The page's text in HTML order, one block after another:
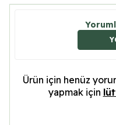
Ürün için henüz
yapmak için